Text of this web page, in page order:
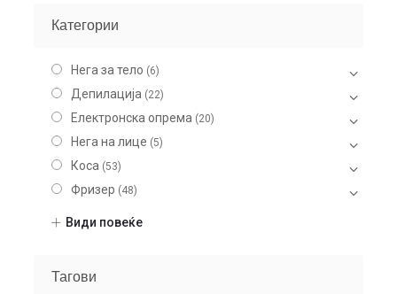
Категории
Нега за тело (6)
Депилација (22)
Електронска опрема (20)
Нега на лице (5)
Коса (53)
Фризер (48)
Шминка (20)
Manicure accessories
Види повеќе
Тагови